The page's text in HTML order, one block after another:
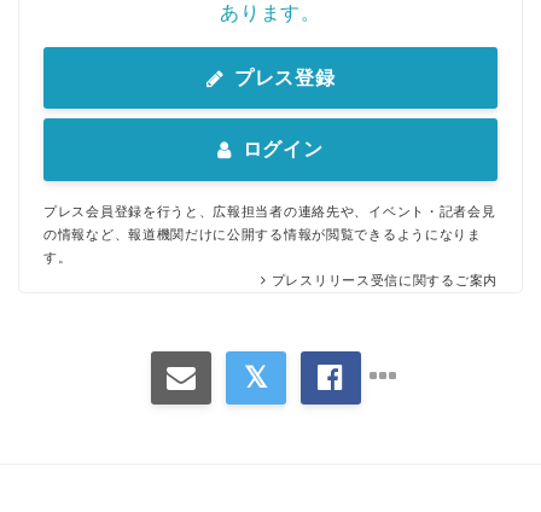
あります。
プレス登録
ログイン
プレス会員登録を行うと、広報担当者の連絡先や、イベント・記者会見
の情報など、報道機関だけに公開する情報が閲覧できるようになりま
す。
プレスリリース受信に関するご案内